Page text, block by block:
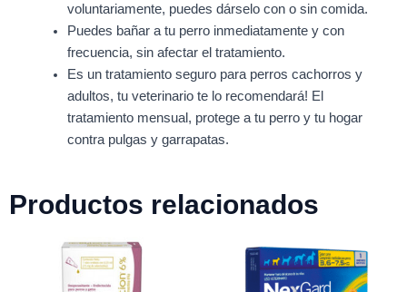
voluntariamente, puedes dárselo con o sin comida.
Puedes bañar a tu perro inmediatamente y con
frecuencia, sin afectar el tratamiento.
Es un tratamiento seguro para perros cachorros y
adultos, tu veterinario te lo recomendará! El
tratamiento mensual, protege a tu perro y tu hogar
contra pulgas y garrapatas.
Productos relacionados